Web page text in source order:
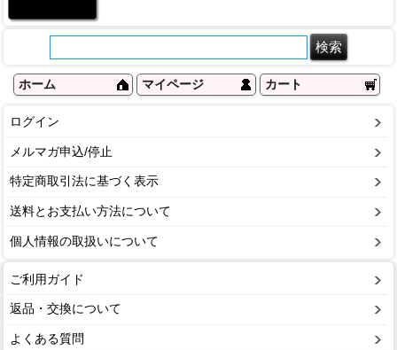
ホーム マイページ カート
ログイン
メルマガ申込/停止
特定商取引法に基づく表示
送料とお支払い方法について
個人情報の取扱いについて
ご利用ガイド
返品・交換について
よくある質問